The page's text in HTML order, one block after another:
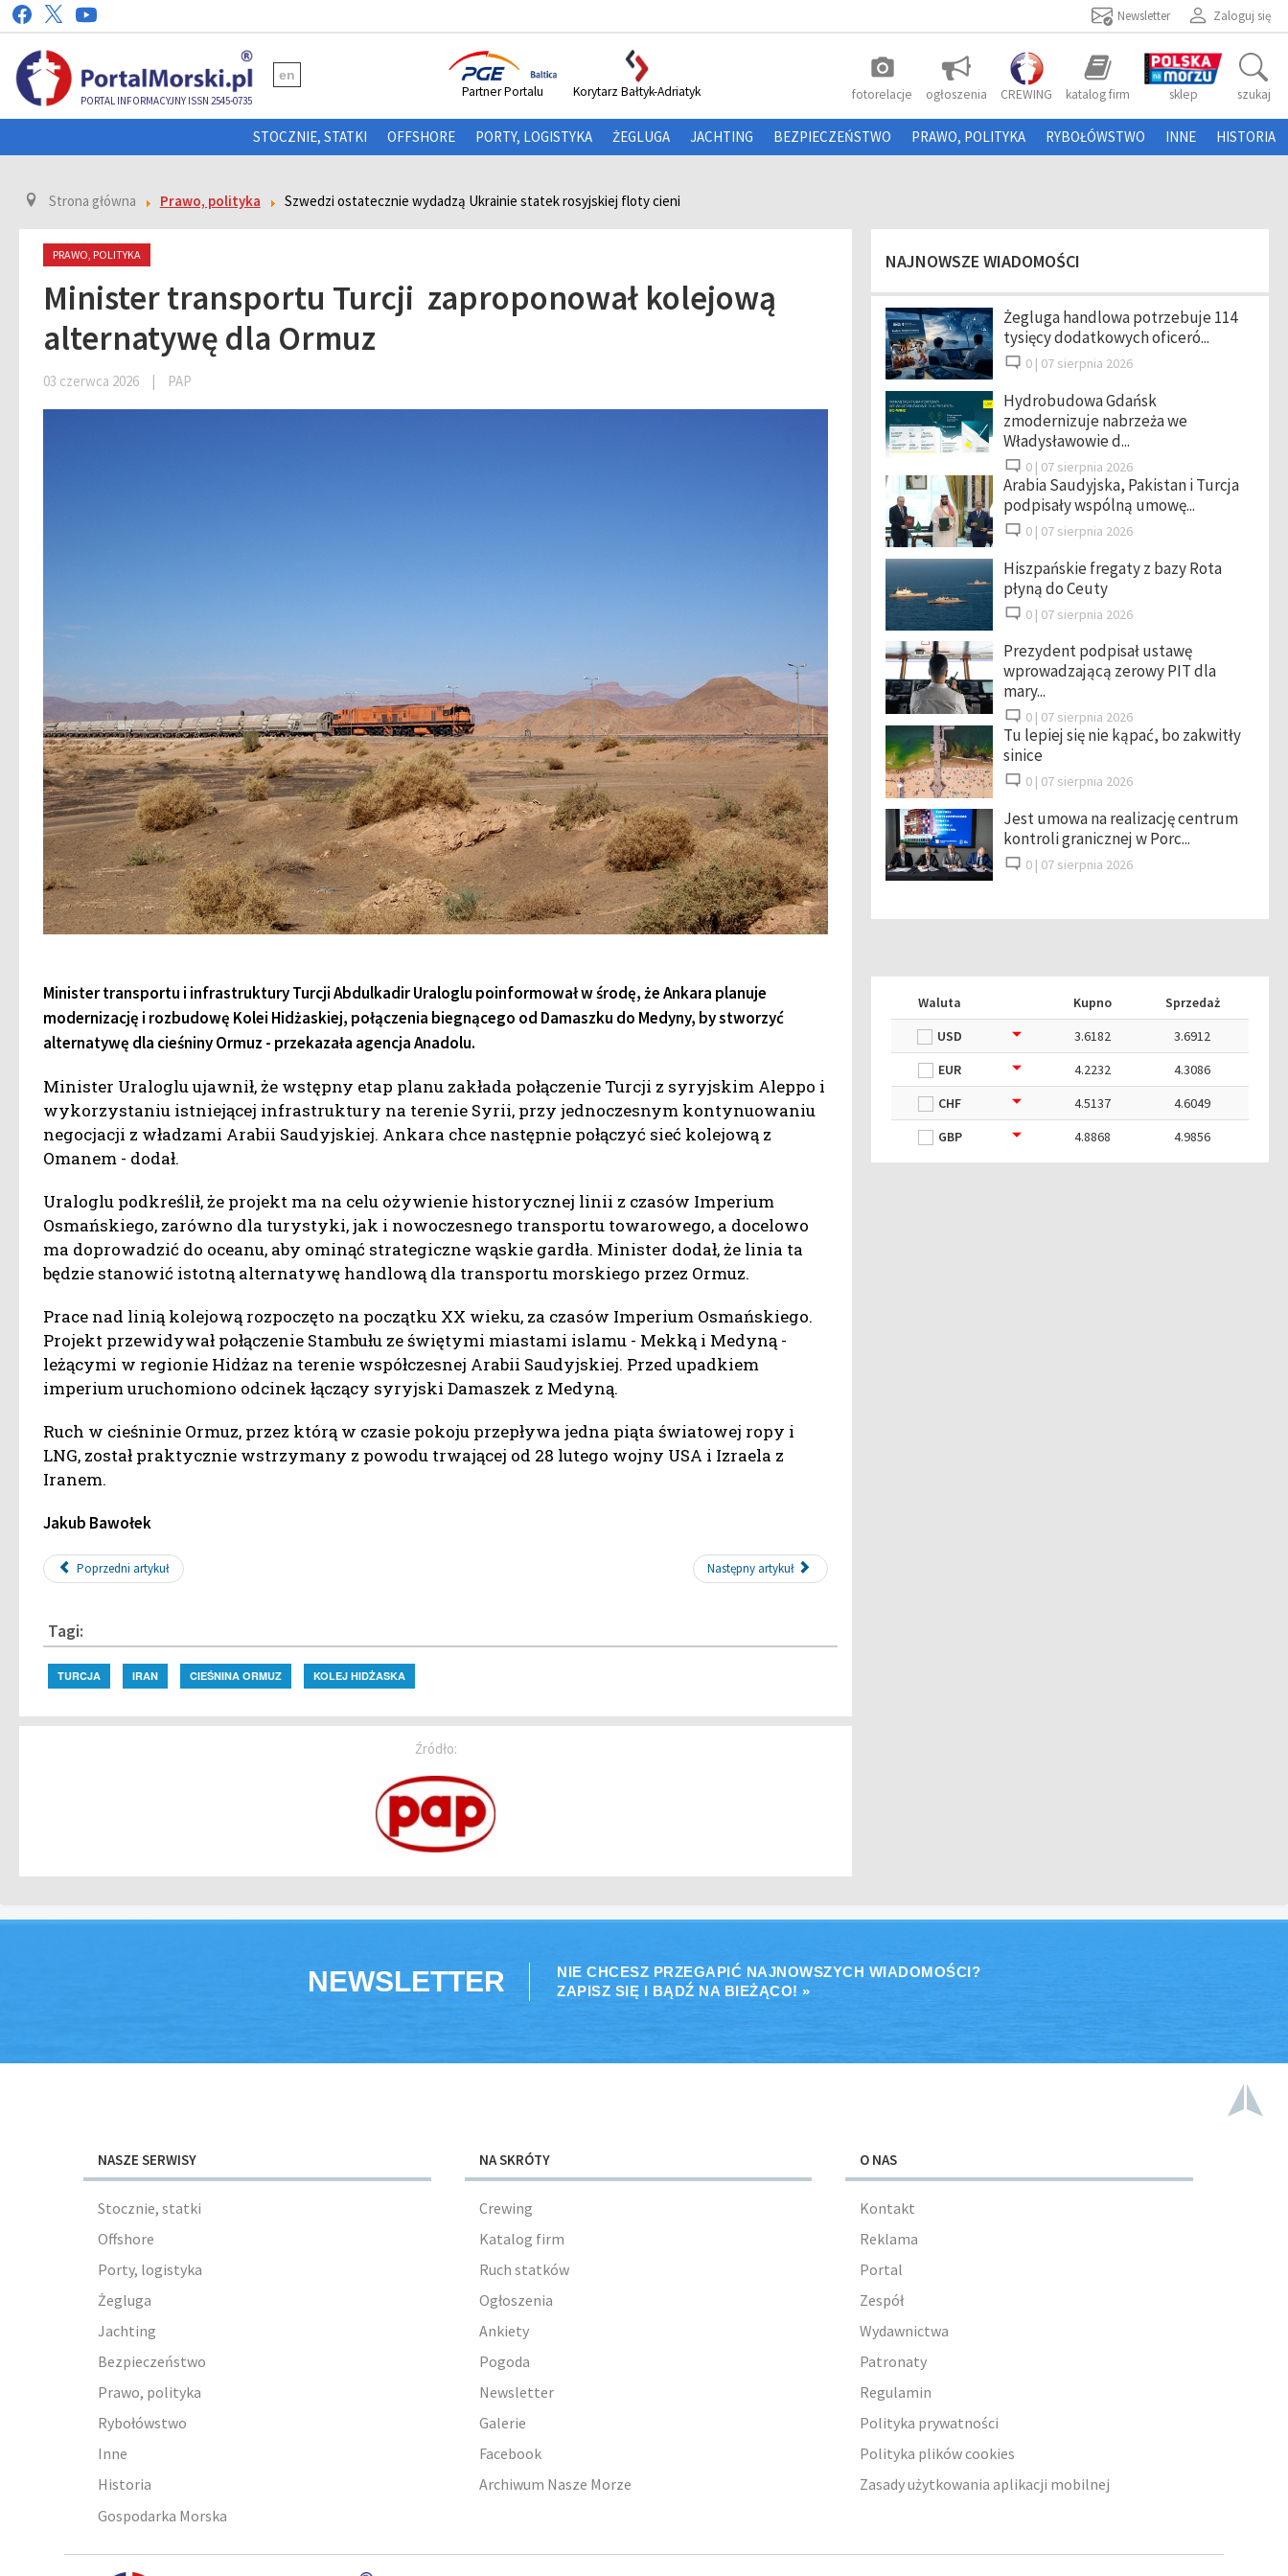
Zaloguj się
Newsletter
PORTAL INFORMACYJNY ISSN 2545-0735
en photo_camera
fotorelacje ogłoszenia CREWING katalog firm sklep szukaj
Partner Portalu Korytarz Bałtyk-Adriatyk
STOCZNIE, STATKI OFFSHORE PORTY, LOGISTYKA ŻEGLUGA JACHTING BEZPIECZEŃSTWO PRAWO, POLITYKA RYBOŁÓWSTWO INNE HISTORIA
Strona główna Prawo, polityka Szwedzi ostatecznie wydadzą Ukrainie statek rosyjskiej floty cieni
PRAWO, POLITYKA
Minister transportu Turcji zaproponował kolejową
alternatywę dla Ormuz
03 czerwca 2026 | PAP
Minister transportu i infrastruktury Turcji Abdulkadir Uraloglu poinformował w środę, że Ankara planuje
modernizację i rozbudowę Kolei Hidżaskiej, połączenia biegnącego od Damaszku do Medyny, by stworzyć
alternatywę dla cieśniny Ormuz - przekazała agencja Anadolu.
Minister Uraloglu ujawnił, że wstępny etap planu zakłada połączenie Turcji z syryjskim Aleppo i
wykorzystaniu istniejącej infrastruktury na terenie Syrii, przy jednoczesnym kontynuowaniu
negocjacji z władzami Arabii Saudyjskiej. Ankara chce następnie połączyć sieć kolejową z
Omanem - dodał.
Uraloglu podkreślił, że projekt ma na celu ożywienie historycznej linii z czasów Imperium
Osmańskiego, zarówno dla turystyki, jak i nowoczesnego transportu towarowego, a docelowo
ma doprowadzić do oceanu, aby ominąć strategiczne wąskie gardła. Minister dodał, że linia ta
będzie stanowić istotną alternatywę handlową dla transportu morskiego przez Ormuz.
Prace nad linią kolejową rozpoczęto na początku XX wieku, za czasów Imperium Osmańskiego.
Projekt przewidywał połączenie Stambułu ze świętymi miastami islamu - Mekką i Medyną -
leżącymi w regionie Hidżaz na terenie współczesnej Arabii Saudyjskiej. Przed upadkiem
imperium uruchomiono odcinek łączący syryjski Damaszek z Medyną.
Ruch w cieśninie Ormuz, przez którą w czasie pokoju przepływa jedna piąta światowej ropy i
LNG, został praktycznie wstrzymany z powodu trwającej od 28 lutego wojny USA i Izraela z
Iranem.
Jakub Bawołek
Poprzedni artykuł Następny artykuł
Tagi:
TURCJA IRAN CIEŚNINA ORMUZ KOLEJ HIDŻASKA
Źródło:
NAJNOWSZE WIADOMOŚCI
Żegluga handlowa potrzebuje 114
tysięcy dodatkowych oficeró...
0 | 07 sierpnia 2026
Hydrobudowa Gdańsk
zmodernizuje nabrzeża we
Władysławowie d...
0 | 07 sierpnia 2026
Arabia Saudyjska, Pakistan i Turcja
podpisały wspólną umowę...
0 | 07 sierpnia 2026
Hiszpańskie fregaty z bazy Rota
płyną do Ceuty
0 | 07 sierpnia 2026
Prezydent podpisał ustawę
wprowadzającą zerowy PIT dla
mary...
0 | 07 sierpnia 2026
Tu lepiej się nie kąpać, bo zakwitły
sinice
0 | 07 sierpnia 2026
Jest umowa na realizację centrum
kontroli granicznej w Porc...
0 | 07 sierpnia 2026
Waluta Kupno
Sprzedaż
USD
3.6182
3.6912
EUR
4.2232
4.3086
CHF
4.5137
4.6049
GBP
4.8868 4.9856
NEWSLETTER
NIE CHCESZ PRZEGAPIĆ NAJNOWSZYCH WIADOMOŚCI?
ZAPISZ SIĘ I BĄDŹ NA BIEŻĄCO! »
NASZE SERWISY
Stocznie, statki
Offshore
Porty, logistyka
Żegluga
Jachting
Bezpieczeństwo
Prawo, polityka
Rybołówstwo
Inne
Historia
Gospodarka Morska
NA SKRÓTY
Crewing
Katalog firm
Ruch statków
Ogłoszenia
Ankiety
Pogoda
Newsletter
Galerie
Facebook
Archiwum Nasze Morze
O NAS
Kontakt
Reklama
Portal
Zespół
Wydawnictwa
Patronaty
Regulamin
Polityka prywatności
Polityka plików cookies
Zasady użytkowania aplikacji mobilnej